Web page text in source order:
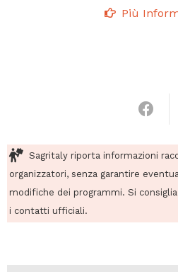
Più
Sagritaly riporta informazioni
organizzatori, senza garantire
modifiche dei programmi. Si
i contatti ufficiali.